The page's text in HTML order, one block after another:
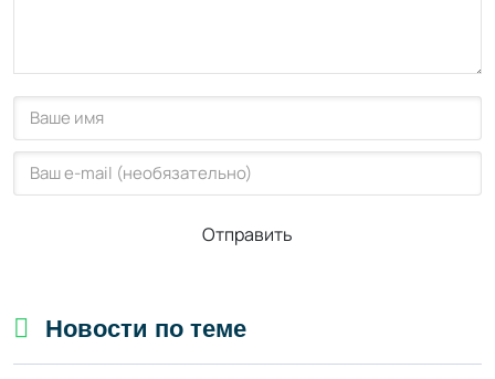
Отправить
Новости по теме